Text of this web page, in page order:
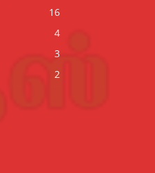
16
4
3
2